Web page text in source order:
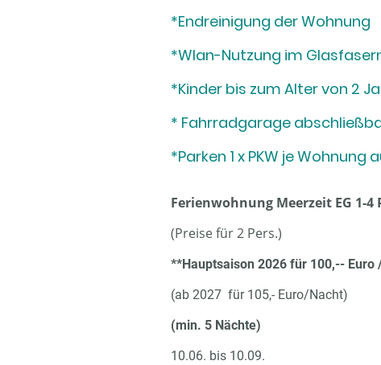
*Endreinigung der Wohnung
*Wlan-Nutzung im
*Kinder bis zum Alter von 2
* Fahrradgarage
*Parken 1 x PKW je
Ferienwohnung Meerzeit EG 1-4
(Preise für 2 Pers.)
**Hauptsaison 2026 für 100,-- Euro
(ab 2027 für 105,- Euro/Nacht)
(min. 5 Nächte)
10.06. bis 10.09.